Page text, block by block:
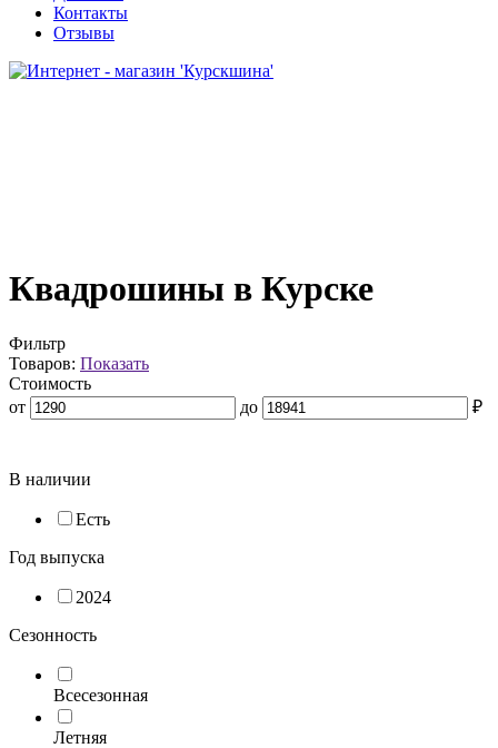
Контакты
Отзывы
Квадрошины в Курске
Фильтр
Товаров: Показать
Стоимость
от
до ₽
В наличии
Есть
Год выпуска
2024
Сезонность
Всесезонная
Летняя